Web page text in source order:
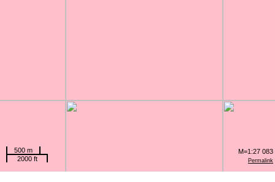
Permalink
500 m
2000 ft
M=1:27 083